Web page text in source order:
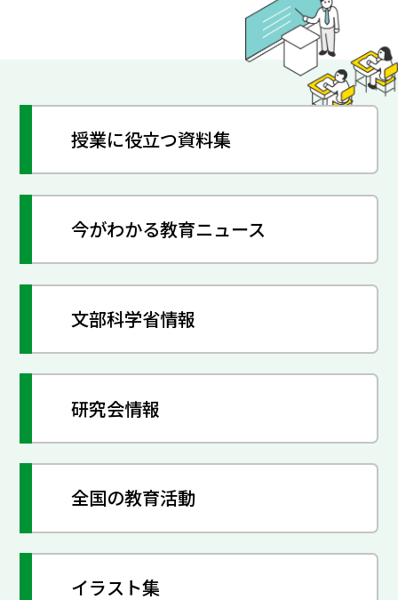
授業に役立つ資料集
今がわかる教育ニュース
文部科学省情報
研究会情報
全国の教育活動
イラスト集